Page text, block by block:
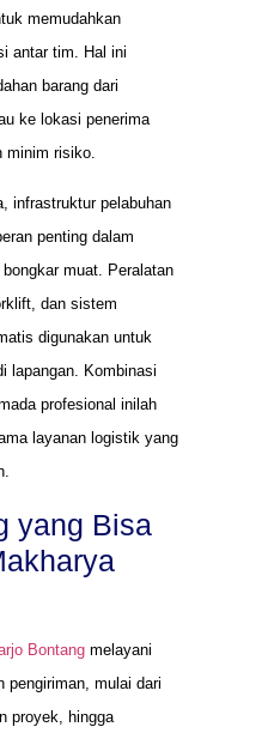
memudahkan
antar tim. Hal ini
barang dari
ke lokasi penerima
minim risiko.
infrastruktur pelabuhan
penting dalam
muat. Peralatan
dan sistem
digunakan untuk
lapangan. Kombinasi
profesional inilah
layanan logistik yang
yang Bisa
Bontang melayani
pengiriman, mulai dari
proyek, hingga